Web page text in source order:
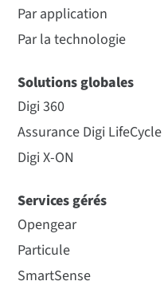
Par application
Par la technologie
Solutions globales
Digi 360
Assurance Digi LifeCycle
Digi X-ON
Services gérés
Opengear
Particule
SmartSense